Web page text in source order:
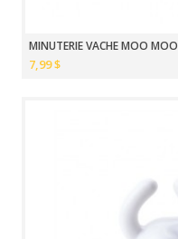
MINUTERIE VACHE MOO MOO
7,99 $